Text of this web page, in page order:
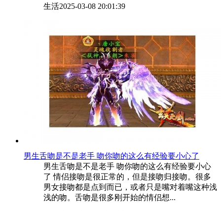
生活2025-03-08 20:01:39
​男生舌吻是不是老手 吻你吻的这么有经验要小心了
男生舌吻是不是老手 吻你吻的这么有经验要小心
了 情侣接吻是很正常的，但是接吻归接吻。很多
男女接吻都是点到而已，或者只是嘴对着嘴这种浅
浅的吻。舌吻是很多刚开始的情侣想...